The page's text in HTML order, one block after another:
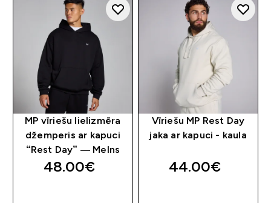
MP vīriešu lielizmēra
džemperis ar kapuci
“Rest Day” — Melns
48.00€‎
Vīriešu MP Rest Day
jaka ar kapuci - kaula
44.00€‎